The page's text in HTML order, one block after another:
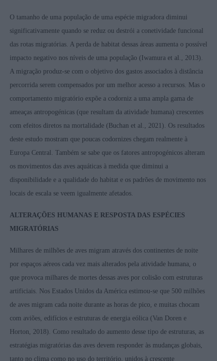
O tamanho de uma população de uma espécie migradora diminui
significativamente quando se reduz ou destrói a conetividade funcional
das rotas migratórias. A perda de habitat dessas áreas aumenta o possível
impacto negativo nos níveis de uma população (Iwamura et al., 2013).
A migração produz-se com o objetivo dos gastos associados à distância
percorrida serem compensados por um melhor acesso a recursos. Mas o
comportamento migratório expõe a codorniz a uma ampla gama de
ameaças antropogénicas (que resultam da atividade humana) crescentes
com efeitos diretos na mortalidade (Buchan et al., 2021). Os resultados
deste estudo mostram que poucas codornizes chegam realmente à
Europa Central. Também se sabe que os fatores antropogénicos alteram
os movimentos das aves aquáticas à medida que diminui a
disponibilidade e a qualidade do habitat e os padrões de movimento nos
locais de escala se veem igualmente afetados.
ALTERAÇÕES HUMANAS E RESPOSTA DAS ESPÉCIES
MIGRATÓRIAS
Milhares de milhões de aves migram através dos continentes de noite
por espaços aéreos cada vez mais alterados pela atividade humana, o
que provoca milhares de mortes dessas aves por colisão com estruturas
artificiais. Nos Estados Unidos da América estimou-se que 500 milhões
de aves migram cada noite durante as horas de pico, e muitas chocam
com aviões, edifícios e estruturas de energia eólica (Van Doren e
Horton, 2018). Como resultado do aumento desse tipo de estruturas, as
estratégias migratórias das aves devem responder às mudanças globais,
tanto no clima como no uso do território, unidos à crescente